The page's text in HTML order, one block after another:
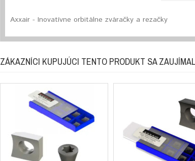
Axxair - Inovatívne orbitálne zváračky a rezačky
ZÁKAZNÍCI KUPUJÚCI TENTO PRODUKT SA